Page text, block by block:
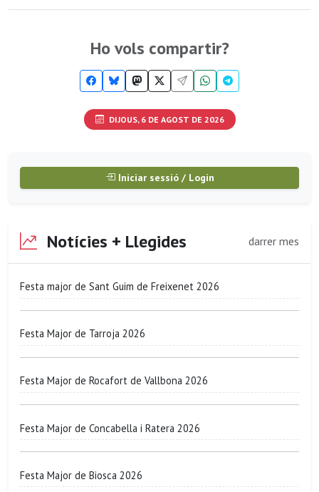
Ho vols compartir?
DIJOUS, 6 DE AGOST DE 2026
Iniciar sessió / Login
Notícies + Llegides darrer mes
Festa major de Sant Guim de Freixenet 2026
Festa Major de Tarroja 2026
Festa Major de Rocafort de Vallbona 2026
Festa Major de Concabella i Ratera 2026
Festa Major de Biosca 2026